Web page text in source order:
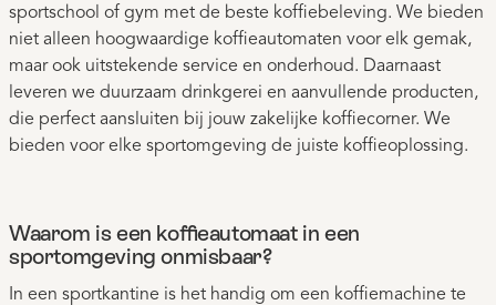
sportschool of gym met de beste koffiebeleving. We bieden
niet alleen hoogwaardige koffieautomaten voor elk gemak,
maar ook uitstekende service en onderhoud. Daarnaast
leveren we duurzaam drinkgerei en aanvullende producten,
die perfect aansluiten bij jouw zakelijke koffiecorner. We
bieden voor elke sportomgeving de juiste koffieoplossing.
Waarom is een koffieautomaat in een
sportomgeving onmisbaar?
In een sportkantine is het handig om een koffiemachine te